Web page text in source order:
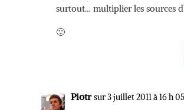
surtout… multiplier les sources
🙂
Piotr sur 3 juillet 2011 à 16 h